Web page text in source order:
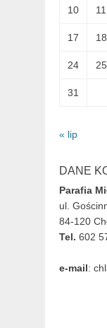
10 11
17 18
24 25
31
« lip
DANE
Parafia
ul.
84-120
Tel. 602
e-mail: